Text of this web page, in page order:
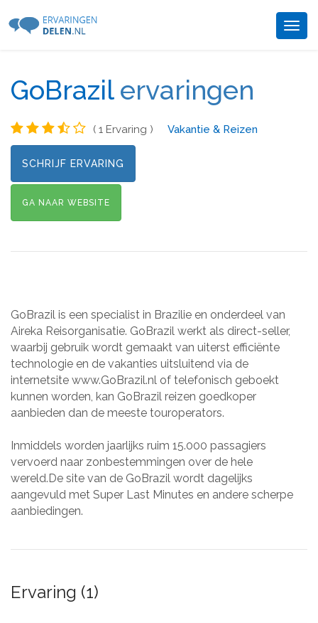
GoBrazilervaringen
( 1 Ervaring ) Vakantie & Reizen
SCHRIJF ERVARING
GA NAAR WEBSITE
GoBrazil is een specialist in Brazilie en onderdeel van
Aireka Reisorganisatie. GoBrazil werkt als direct-seller,
waarbij gebruik wordt gemaakt van uiterst efficiënte
technologie en de vakanties uitsluitend via de
internetsite www.GoBrazil.nl of telefonisch geboekt
kunnen worden, kan GoBrazil reizen goedkoper
aanbieden dan de meeste touroperators.
Inmiddels worden jaarlijks ruim 15.000 passagiers
vervoerd naar zonbestemmingen over de hele
wereld.De site van de GoBrazil wordt dagelijks
aangevuld met Super Last Minutes en andere scherpe
aanbiedingen.
Ervaring (1)